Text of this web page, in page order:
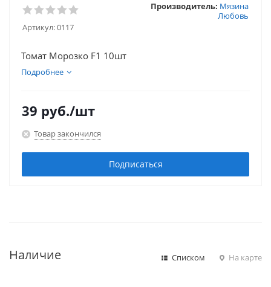
Артикул:0117
Производитель: Мязина
Любовь
Томат Морозко F1 10шт
Подробнее
39 руб./шт
Товар закончился
Подписаться
Наличие Списком На карте